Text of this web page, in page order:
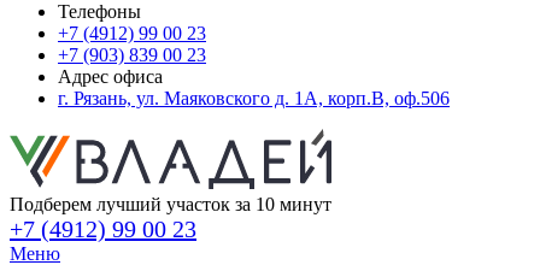
Телефоны
+7 (4912) 99 00 23
+7 (903) 839 00 23
Адрес офиса
г. Рязань, ул. Маяковского д. 1А, корп.В, оф.506
Подберем лучший участок за 10 минут
+7 (4912) 99 00 23
Меню